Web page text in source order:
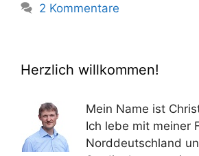
2 Kommentare
Herzlich willkommen!
Mein Name ist
Ich lebe mit meiner
Norddeutschland